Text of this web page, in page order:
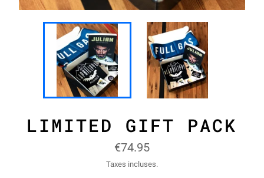
LIMITED GIFT PACK
Prix
régulier
€74.95
Taxes incluses.